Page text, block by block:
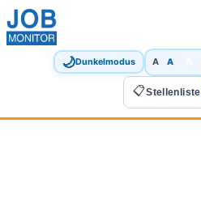
🌙Dunkelmodus A A
📋Stellenliste